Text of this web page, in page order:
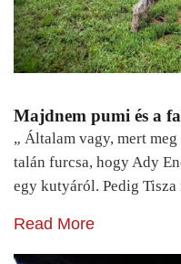
Majdnem pumi és a
„ Általam vagy, mert
talán furcsa, hogy Ady
egy kutyáról. Pedig
Read More